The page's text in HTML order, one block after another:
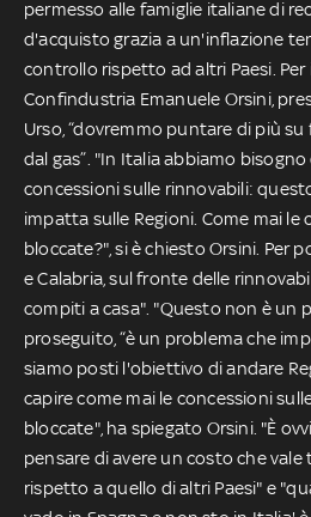
permesso alle famiglie italiane di
d'acquisto grazia a un'inflazione
controllo rispetto ad altri Paesi.
Confindustria Emanuele Orsini,
Urso, “dovremmo puntare di più
dal gas”. "In Italia abbiamo
concessioni sulle rinnovabili:
impatta sulle Regioni. Come mai le
bloccate?", si è chiesto Orsini. Per
e Calabria, sul fronte delle
compiti a casa". "Questo non è un
proseguito, “è un problema che
siamo posti l'obiettivo di andare
capire come mai le concessioni
bloccate", ha spiegato Orsini. "È
pensare di avere un costo che
rispetto a quello di altri Paesi" e